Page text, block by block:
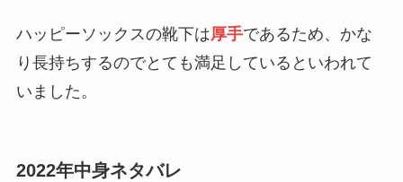
ハッピーソックスの靴下は厚手であるため、かな
り長持ちするのでとても満足しているといわれて
いました。
2022年中身ネタバレ